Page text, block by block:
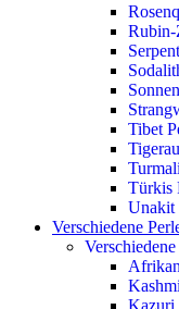
Rubin-
Tibet
Türkis
Unakit
Verschiedene
Kazuri